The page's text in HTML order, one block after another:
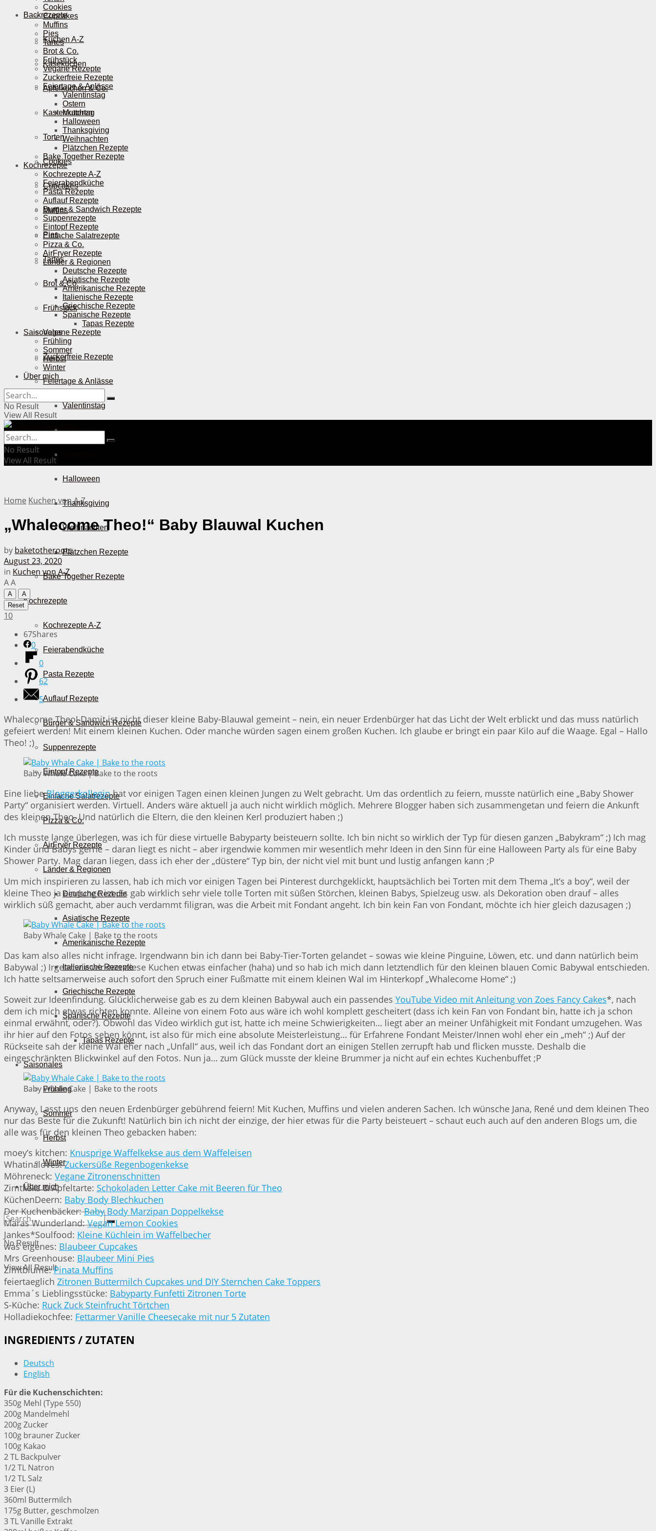
Backrezepte
Kuchen A-Z
Käsekuchen
Apfelkuchen & Co.
Kastenkuchen
Torten
Cookies
Cupcakes
Muffins
Pies
Tartes
Brot & Co.
Frühstück
Vegane Rezepte
Zuckerfreie Rezepte
Feiertage & Anlässe
Valentinstag
Ostern
Halloween
Thanksgiving
Weihnachten
Plätzchen Rezepte
Bake Together Rezepte
Kochrezepte
Kochrezepte A-Z
Feierabendküche
Pasta Rezepte
Auflauf Rezepte
Burger & Sandwich Rezepte
Suppenrezepte
Eintopf Rezepte
Einfache Salatrezepte
Pizza & Co.
AirFryer Rezepte
Länder & Regionen
Deutsche Rezepte
Asiatische Rezepte
Amerikanische Rezepte
Italienische Rezepte
Griechische Rezepte
Spanische Rezepte
Tapas Rezepte
Saisonales
Frühling
Sommer
Herbst
Winter
Über mich
No Result
View All Result
Cookies
Cupcakes
Muffins
Pies
Tartes
Brot & Co.
Frühstück
Vegane Rezepte
Zuckerfreie Rezepte
Feiertage & Anlässe
Valentinstag
Ostern
Muttertag
Halloween
Thanksgiving
Weihnachten
Plätzchen Rezepte
Bake Together Rezepte
Kochrezepte
Kochrezepte A-Z
Feierabendküche
Pasta Rezepte
Auflauf Rezepte
Burger & Sandwich Rezepte
Suppenrezepte
Eintopf Rezepte
Einfache Salatrezepte
Pizza & Co.
AirFryer Rezepte
Länder & Regionen
Deutsche Rezepte
Asiatische Rezepte
Amerikanische Rezepte
Italienische Rezepte
Griechische Rezepte
Spanische Rezepte
Tapas Rezepte
Saisonales
Frühling
Sommer
Herbst
Winter
Über mich
No Result
View All Result
No Result
View All Result
Home Kuchen von A-Z
„Whalecome Theo!“ Baby Blauwal Kuchen
by baketotheroots
August 23, 2020
in Kuchen von A-Z
AA
A
A
Reset
10
67Shares
0
0
62
5
Whalecome Theo! Damit ist nicht dieser kleine Baby-Blauwal gemeint – nein, ein neuer Erdenbürger hat das Licht der Welt erblickt und das muss natürlich
gefeiert werden! Mit einem kleinen Kuchen. Oder manche würden sagen einem großen Kuchen. Ich glaube er bringt ein paar Kilo auf die Waage. Egal – Hallo
Theo! ;)
Baby Whale Cake | Bake to the roots
Eine liebeBloggerkolleginhat vor einigen Tagen einen kleinen Jungen zu Welt gebracht. Um das ordentlich zu feiern, musste natürlich eine „Baby Shower
Party“ organisiert werden. Virtuell. Anders wäre aktuell ja auch nicht wirklich möglich. Mehrere Blogger haben sich zusammengetan und feiern die Ankunft
des kleinen Theo. Und natürlich die Eltern, die den kleinen Kerl produziert haben ;)
Ich musste lange überlegen, was ich für diese virtuelle Babyparty beisteuern sollte. Ich bin nicht so wirklich der Typ für diesen ganzen „Babykram“ ;) Ich mag
Kinder und Babys gerne – daran liegt es nicht – aber irgendwie kommen mir wesentlich mehr Ideen in den Sinn für eine Halloween Party als für eine Baby
Shower Party. Mag daran liegen, dass ich eher der „düstere“ Typ bin, der nicht viel mit bunt und lustig anfangen kann ;P
Um mich inspirieren zu lassen, hab ich mich vor einigen Tagen bei Pinterest durchgeklickt, hauptsächlich bei Torten mit dem Thema „It’s a boy“, weil der
kleine Theo ja ein Junge ist. Es gab wirklich sehr viele tolle Torten mit süßen Störchen, kleinen Babys, Spielzeug usw. als Dekoration oben drauf – alles
wirklich süß gemacht, aber auch verdammt filigran, was die Arbeit mit Fondant angeht. Ich bin kein Fan von Fondant, möchte ich hier gleich dazusagen ;)
Baby Whale Cake | Bake to the roots
Das kam also alles nicht infrage. Irgendwann bin ich dann bei Baby-Tier-Torten gelandet – sowas wie kleine Pinguine, Löwen, etc. und dann natürlich beim
Babywal ;) Irgendwie wirkten diese Kuchen etwas einfacher (haha) und so hab ich mich dann letztendlich für den kleinen blauen Comic Babywal entschieden.
Ich hatte seltsamerweise auch sofort den Spruch einer Fußmatte mit einem kleinen Wal im Hinterkopf „Whalecome Home“ ;)
Soweit zur Ideenfindung. Glücklicherweise gab es zu dem kleinen Babywal auch ein passendes YouTube Video mit Anleitung von Zoes Fancy Cakes*, nach
dem ich mich etwas richten konnte. Alleine von einem Foto aus wäre ich wohl komplett gescheitert (dass ich kein Fan von Fondant bin, hatte ich ja schon
einmal erwähnt, oder?). Obwohl das Video wirklich gut ist, hatte ich meine Schwierigkeiten… liegt aber an meiner Unfähigkeit mit Fondant umzugehen. Was
ihr hier auf den Fotos sehen könnt, ist also für mich eine absolute Meisterleistung… für Erfahrene Fondant Meister/Innen wohl eher ein „meh“ ;) Auf der
Rückseite sah der kleine Wal eher nach „Unfall“ aus, weil ich das Fondant dort an einigen Stellen zerrupft hab und flicken musste. Deshalb die
eingeschränkten Blickwinkel auf den Fotos. Nun ja… zum Glück musste der kleine Brummer ja nicht auf ein echtes Kuchenbuffet ;P
Baby Whale Cake | Bake to the roots
Anyway. Lasst uns den neuen Erdenbürger gebührend feiern! Mit Kuchen, Muffins und vielen anderen Sachen. Ich wünsche Jana, René und dem kleinen Theo
nur das Beste für die Zukunft! Natürlich bin ich nicht der einzige, der hier etwas für die Party beisteuert – schaut euch auch auf den anderen Blogs um, die
alle was für den kleinen Theo gebacken haben:
moey’s kitchen: Knusprige Waffelkekse aus dem Waffeleisen
Whatinaloves:Zuckersüße Regenbogenkekse
Möhreneck: Vegane Zitronenschnitten
Zimtkeks & Apfeltarte: Schokoladen Letter Cake mit Beeren für Theo
KüchenDeern: Baby Body Blechkuchen
Der Kuchenbäcker:Baby Body Marzipan Doppelkekse
Maras Wunderland:Vegan Lemon Cookies
Jankes*Soulfood: Kleine Küchlein im Waffelbecher
was eigenes: Blaubeer Cupcakes
Mrs Greenhouse: Blaubeer Mini Pies
Zimtblume:Pinata Muffins
feiertaeglich Zitronen Buttermilch Cupcakes und DIY Sternchen Cake Toppers
Emma´s Lieblingsstücke: Babyparty Funfetti Zitronen Torte
S-Küche: Ruck Zuck Steinfrucht Törtchen
Holladiekochfee: Fettarmer Vanille Cheesecake mit nur 5 Zutaten
INGREDIENTS / ZUTATEN
Deutsch
English
Für die Kuchenschichten:
350g Mehl (Type 550)
200g Mandelmehl
200g Zucker
100g brauner Zucker
100g Kakao
2 TL Backpulver
1/2 TL Natron
1/2 TL Salz
3 Eier (L)
360ml Buttermilch
175g Butter, geschmolzen
3 TL Vanille Extrakt